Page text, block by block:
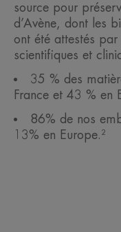
source pour
d’Avène, dont les
ont été attestés
scientifiques et
35 % des
France et 43 % en
86% de nos
13% en Europe.²